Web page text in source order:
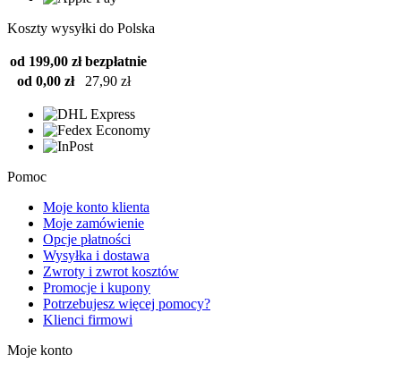
Koszty wysyłki do Polska
od 199,00 zł bezpłatnie
od 0,00 zł
27,90 zł
Pomoc
Moje konto klienta
Moje zamówienie
Opcje płatności
Wysyłka i dostawa
Zwroty i zwrot kosztów
Promocje i kupony
Potrzebujesz więcej pomocy?
Klienci firmowi
Moje konto